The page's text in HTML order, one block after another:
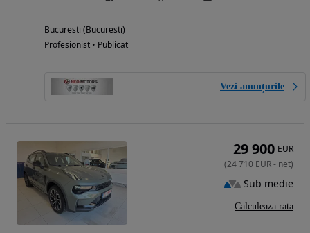
Bucuresti (Bucuresti)
Profesionist • Publicat
Vezi anunțurile
29 900 EUR
(24 710 EUR- net)
Sub medie
Calculeaza rata